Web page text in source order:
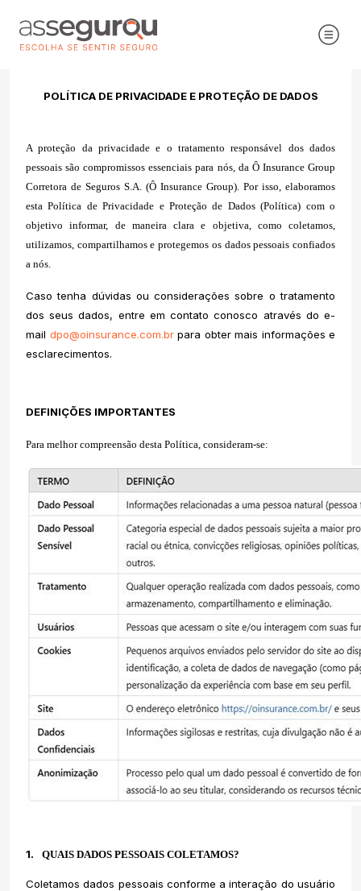
POLÍTICA DE PRIVACIDADE E PROTEÇÃO DE DADOS
A proteção da privacidade e o tratamento responsável dos dados
pessoais são compromissos essenciais para nós, da Ô Insurance Group
Corretora de Seguros S.A. (Ô Insurance Group). Por isso, elaboramos
esta Política de Privacidade e Proteção de Dados (Política) com o
objetivo informar, de maneira clara e objetiva, como coletamos,
utilizamos, compartilhamos e protegemos os dados pessoais confiados
a nós.
Caso tenha dúvidas ou considerações sobre o tratamento
dos seus dados, entre em contato conosco através do e-
mail dpo@oinsurance.com.brpara obter mais informações e
esclarecimentos.
DEFINIÇÕES IMPORTANTES
Para melhor compreensão desta Política, consideram-se:
1. QUAIS DADOS PESSOAIS COLETAMOS?
Coletamos dados pessoais conforme a interação do usuário